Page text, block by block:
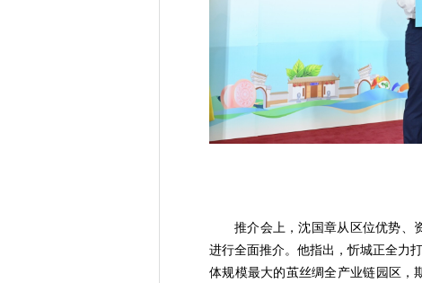
推介会上，沈国章从区位优势、
进行全面推介。他指出，忻城正全
体规模最大的茧丝绸全产业链园区，